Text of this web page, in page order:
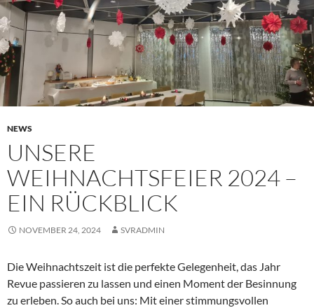
NEWS
UNSERE
WEIHNACHTSFEIER 2024 –
EIN RÜCKBLICK
NOVEMBER 24, 2024 SVRADMIN
Die Weihnachtszeit ist die perfekte Gelegenheit, das Jahr
Revue passieren zu lassen und einen Moment der Besinnung
zu erleben. So auch bei uns: Mit einer stimmungsvollen